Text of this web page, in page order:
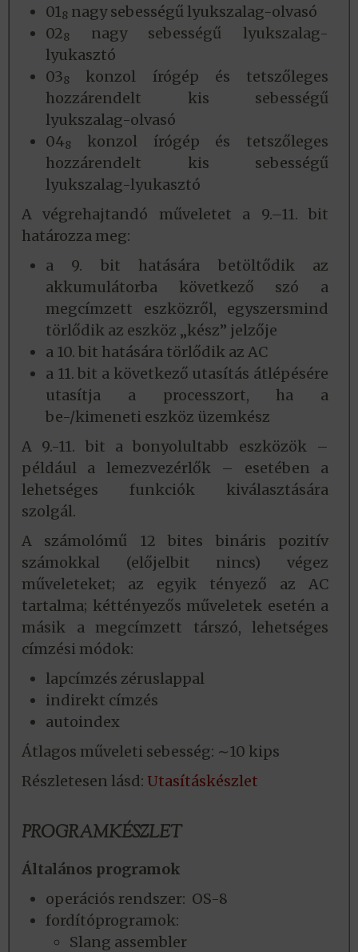
018 nagy sebességű lyukszalag-olvasó
028
nagy sebességű lyukszalag-
lyukasztó
038
konzol írógép és tetszőleges
hozzárendelt kis sebességű
lyukszalag-olvasó
048
konzol írógép és tetszőleges
hozzárendelt kis sebességű
lyukszalag-lyukasztó
A végrehajtandó műveletet a 9.–11. bit
határozza meg:
a 9. bit hatására betöltődik az
akkumulátorba következő szó a
megcímzett eszközről, egyszersmind
törlődik az eszköz „kész” jelzője
a 10. bit hatására törlődik az AC
a 11. bit a következő utasítás átlépésére
utasítja a processzort, ha a
be-/kimeneti eszköz üzemkész
A 9.-11. bit a bonyolultabb eszközök –
például a lemezvezérlők – esetében a
lehetséges funkciók kiválasztására
szolgál.
A számolómű 12 bites bináris pozitív
számokkal (előjelbit nincs) végez
műveleteket; az egyik tényező az AC
tartalma; kéttényezős műveletek esetén a
másik a megcímzett társzó, lehetséges
címzési módok:
lapcímzés zéruslappal
indirekt címzés
autoindex
Átlagos műveleti sebesség: ∼10 kips
Részletesen lásd: Utasításkészlet
PROGRAMKÉSZLET
Általános programok
operációs rendszer: OS-8
fordítóprogramok:
Slang assembler